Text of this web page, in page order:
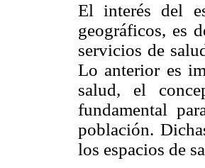
El interés del
geográficos, es
servicios de
Lo anterior es
salud, el
fundamental
población.
los espacios de